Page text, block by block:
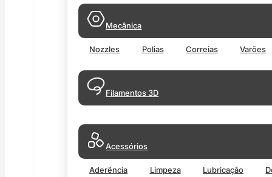
Mecânica
Nozzles Polias Correias Varões
Filamentos 3D
Acessórios
Aderência Limpeza Lubricação